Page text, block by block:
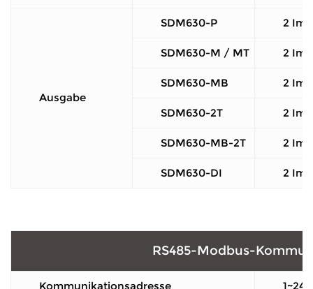
Ausgabe
SDM630-P 2
SDM630-M / MT 2
SDM630-MB 2
SDM630-2T 2
SDM630-MB-2T 2
SDM630-DI 2
RS485-Modbus-
Kommunikationsadresse 1~247